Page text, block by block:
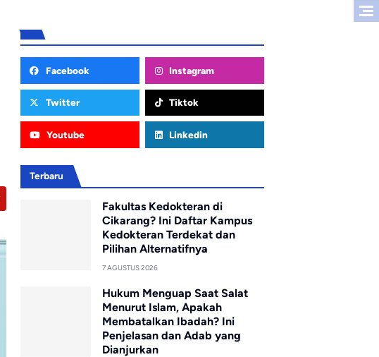
Facebook Instagram
Twitter Tiktok
Youtube Linkedin
Terbaru
Fakultas Kedokteran di
Cikarang? Ini Daftar Kampus
Kedokteran Terdekat dan
Pilihan Alternatifnya
7 AGUSTUS 2026
Hukum Menguap Saat Salat
Menurut Islam, Apakah
Membatalkan Ibadah? Ini
Penjelasan dan Adab yang
Dianjurkan